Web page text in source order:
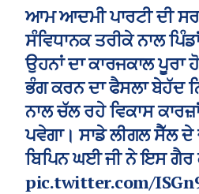
ਆਮ ਆਦਮੀ ਪਾਰਟੀ ਦੀ
ਸੰਵਿਧਾਨਕ ਤਰੀਕੇ ਨਾਲ
ਉਹਨਾਂ ਦਾ ਕਾਰਜਕਾਲ ਪੂਰਾ
ਭੰਗ ਕਰਨ ਦਾ ਫੈਸਲਾ ਬੇਹੱਦ
ਨਾਲ ਚੱਲ ਰਹੇ ਵਿਕਾਸ
ਪਵੇਗਾ। ਸਾਡੇ ਲੀਗਲ ਸੈੱਲ
ਬਿਪਿਨ ਘਈ ਜੀ ਨੇ ਇਸ
pic.twitter.com/